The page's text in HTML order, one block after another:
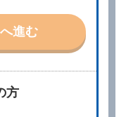
いいます。）を明
きます。なお、当
よる予約に応じま
あったときは、原
ーの範囲内で予約
方
進む